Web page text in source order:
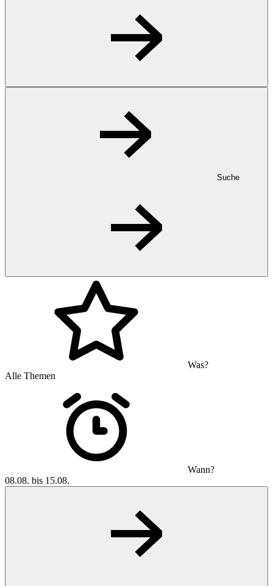
Suche
Was?
Alle Themen
Wann?
08.08. bis 15.08.